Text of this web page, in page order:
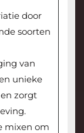
door
soorten
van
unieke
zorgt
mixen om